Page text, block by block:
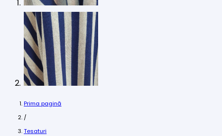
Prima pagină
/
Tesaturi